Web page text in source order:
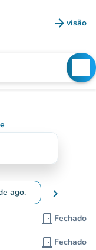
arrow_forward visão
(novo
ago.
alterar as datas
chevron_right
door_front Fechado
door_front Fechado